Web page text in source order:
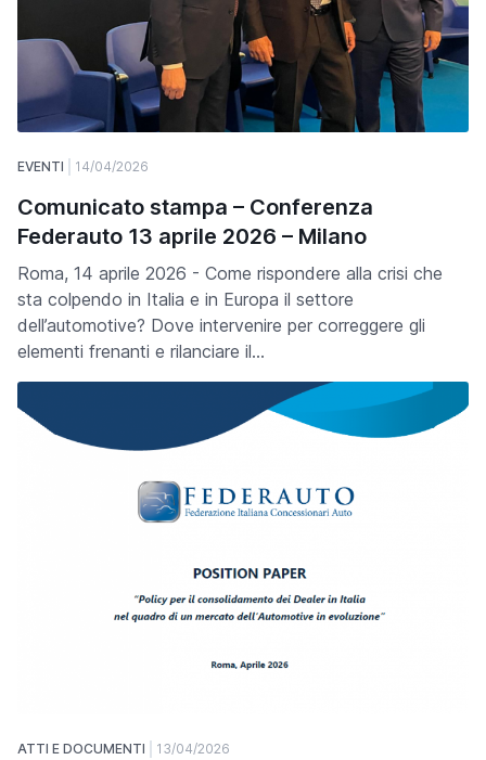
EVENTI 14/04/2026
Comunicato stampa – Conferenza
Federauto 13 aprile 2026 – Milano
Roma, 14 aprile 2026 - Come rispondere alla crisi che
sta colpendo in Italia e in Europa il settore
dell’automotive? Dove intervenire per correggere gli
elementi frenanti e rilanciare il…
ATTI E DOCUMENTI 13/04/2026